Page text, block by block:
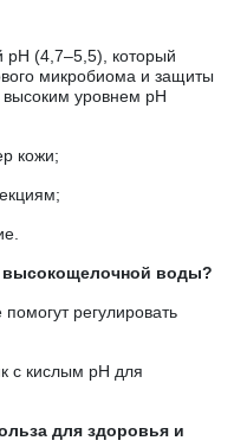
pH (4,7–5,5), который
микробиома и защиты
уровнем pH
кожи;
высокощелочной воды?
регулировать
с кислым pH для
для здоровья и